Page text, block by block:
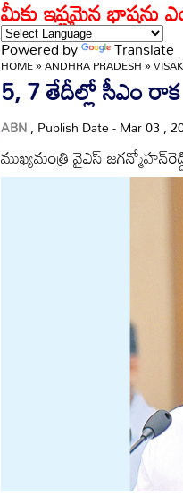
మీకు ఇష్టమైన భాషను
Powered by Translate
HOME»ANDHRA PRADESH»
5, 7 తేదీల్లో సీఎం రాక
ABN, Publish Date - Mar 03 ,
ముఖ్యమంత్రి వైఎస్‌